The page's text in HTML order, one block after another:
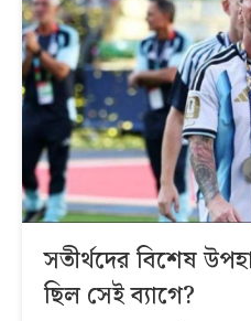
সতীর্থদের বিশেষ
ছিল সেই ব্যাগে?